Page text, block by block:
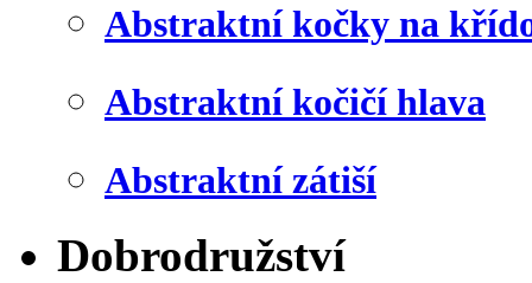
Abstraktní kočky na
Abstraktní kočičí hlava
Abstraktní zátiší
Dobrodružství